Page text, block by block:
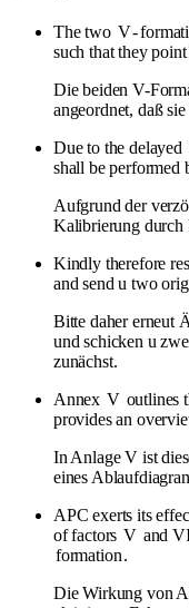
The two V-
such that they
Die beiden V-
angeordnet, daß
Due to the delayed
shall be performed
Aufgrund der
Kalibrierung durch
Kindly therefore
and send u two
Bitte daher erneut
und schicken u
zunächst.
Annex V outlines
provides an
In Anlage V ist
eines
APC exerts its
of factors V and
formation.
Die Wirkung von